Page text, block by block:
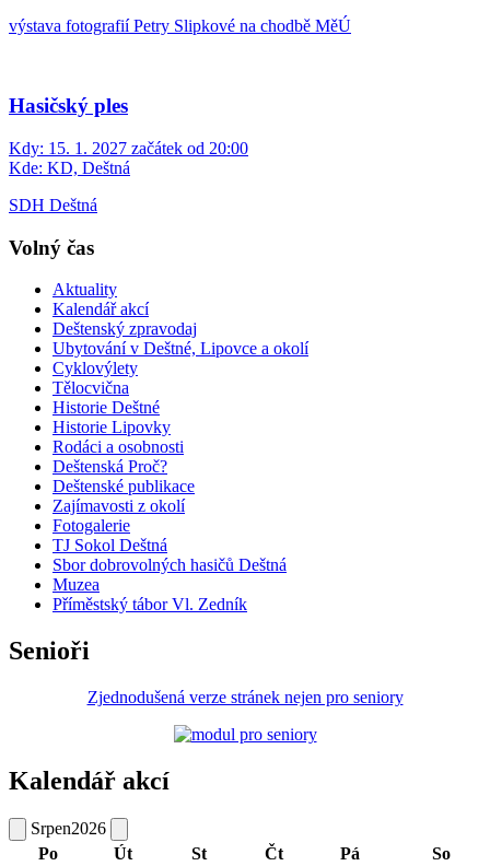
výstava fotografií Petry Slipkové na chodbě MěÚ
Hasičský ples
Kdy: 15. 1. 2027 začátek od 20:00
Kde: KD, Deštná
SDH Deštná
Volný čas
Aktuality
Kalendář akcí
Deštenský zpravodaj
Ubytování v Deštné, Lipovce a okolí
Cyklovýlety
Tělocvična
Historie Deštné
Historie Lipovky
Rodáci a osobnosti
Deštenská Proč?
Deštenské publikace
Zajímavosti z okolí
Fotogalerie
TJ Sokol Deštná
Sbor dobrovolných hasičů Deštná
Muzea
Příměstský tábor Vl. Zedník
Senioři
Zjednodušená verze stránek nejen pro seniory
Kalendář akcí
Srpen2026
Po
Út St Čt Pá So